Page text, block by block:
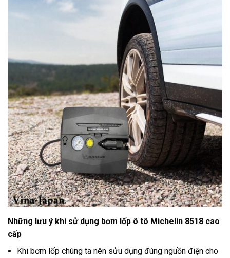
Những lưu ý khi sử dụng bơm lốp ô tô Michelin 8518 cao
cấp
Khi bơm lốp chúng ta nên sửu dụng đúng nguồn điện cho